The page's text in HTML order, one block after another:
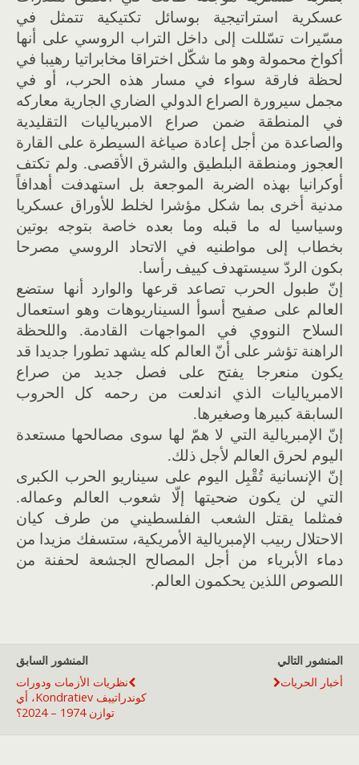
عسكرية استراتيجية بوسائل تكتيكية تتمثل في
مسّيرات تسّللت إلى داخل التراب الروسي على أنها
أكواخ محمولة وهو ما شكّل اختراقا مخابراتيا رهيبا في
لحظة فارقة سواء في مسار هذه الحرب، أو في
مجمل سيرورة الصراع الدولي الضاري الجارية معاركه
في المنطقة ضمن صراع الامبرياليات التقليدية
والصاعدة من أجل إعادة صياغة السيطرة على القارة
العجوز ومنطقة البلطيق والشرق الأقصى. ولم تكتف
أوكرانيا بهذه الضربة الموجعة بل استهدفت أهدافاً
مدنية أخرى بما شكل مؤشرا لخلط للأوراق عسكريا
وسياسيا له ما قبله وما بعده خاصة بتوجه بوتين
بخطاب إلى مواطنيه في الاتحاد الروسي مصرحا
بكون الردّ سيستهدف كييف رأسا.
إنّ طبول الحرب تصاعد قرعها والوارد أنها ستضع
العالم على صفيح أسوأ السيناريوهات وهو استعمال
السلاح النووي في المواجهات القادمة. واللحظة
الراهنة تؤشر على أنّ العالم كله يشهد تطورا جديدا قد
يكون منعرجا يفتح على فصل جديد من صراع
الامبرياليات الذي اندلعت من رحمه كل الحروب
السابقة كبيرها وصغيرها.
إنّ الإمبريالية التي لا همّ لها سوى مصالحها مستعدة
اليوم لحرق العالم لأجل ذلك.
إنّ الإنسانية تُقْبِل اليوم على سيناريو الحرب الكبرى
التي لن يكون ضحيتها إلّا شعوب العالم وعماله.
فمثلما يقتل الشعب الفلسطيني من طرف كيان
الاحتلال ربيب الإمبريالية الأمريكية، ستسفك مزيدا من
دماء الأبرياء من أجل المصالح الجشعة لحفنة من
اللصوص اللذين يحكمون العالم.
المنشور السابق
نظريات الأزمات ودورات
كوندراتييف Kondratiev، أي
توازن 1974 – 2024؟
المنشور التالي
أخبار الحريات